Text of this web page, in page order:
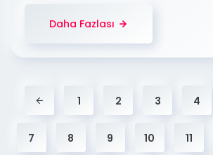
Daha Fazlası
1 2 3 4
7 8 9 10 11